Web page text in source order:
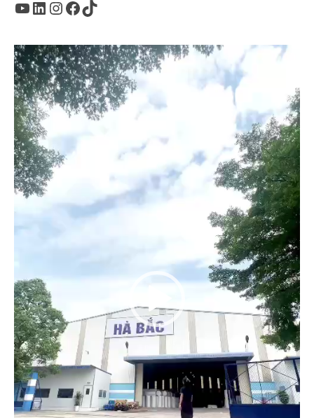
Youtube
LinkedIn
Instagram
Facebook
TikTok
Trình
chơi
Video